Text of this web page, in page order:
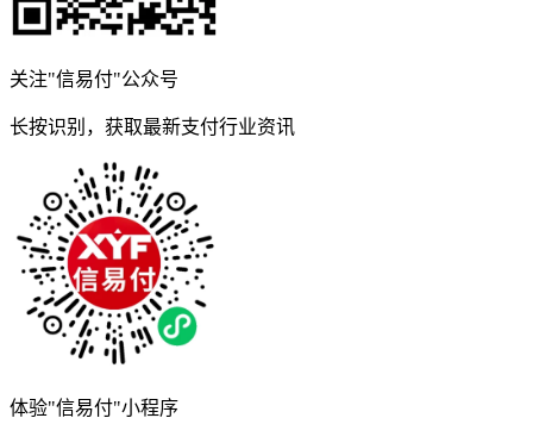
关注"信易付"公众号
长按识别，获取最新支付行业资讯
体验"信易付"小程序